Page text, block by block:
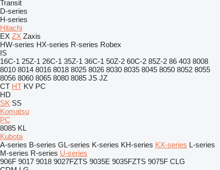
Transit
D-series
H-series
Hitachi
EX ZX Zaxis
HW-series HX-series R-series Robex
IS
16C-1 25Z-1 26C-1 35Z-1 36C-1 50Z-2 60C-2 85Z-2 86 403 8008
8010 8014 8016 8018 8025 8026 8030 8035 8045 8050 8052 8055
8056 8060 8065 8080 8085 JS JZ
CT HT KV PC
HD
SK SS
Komatsu
PC
8085 KL
Kubota
A-series B-series GL-series K-series KH-series KX-series L-series
M-series R-series U-series
906F 9017 9018 9027FZTS 9035E 9035FZTS 9075F CLG